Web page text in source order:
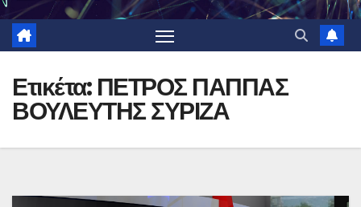
Ετικέτα: ΠΕΤΡΟΣ ΠΑΠΠΑΣ
ΒΟΥΛΕΥΤΗΣ ΣΥΡΙΖΑ